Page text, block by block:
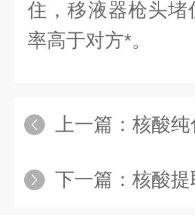
住，移液器枪头
率高于对方*。
上一篇： 核酸
下一篇： 核酸